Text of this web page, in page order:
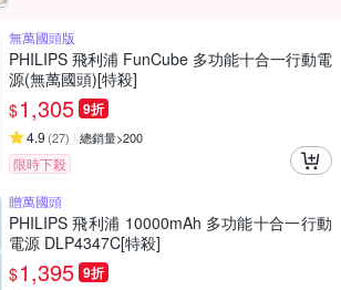
無萬國頭版
PHILIPS 飛利浦 FunCube 多功能十合一行動電
源(無萬國頭)[特殺]
$1,305 9折
4.9 (27) 總銷量>200
限時下殺
贈萬國頭
PHILIPS 飛利浦 10000mAh 多功能十合一行動
電源 DLP4347C[特殺]
$1,395 9折